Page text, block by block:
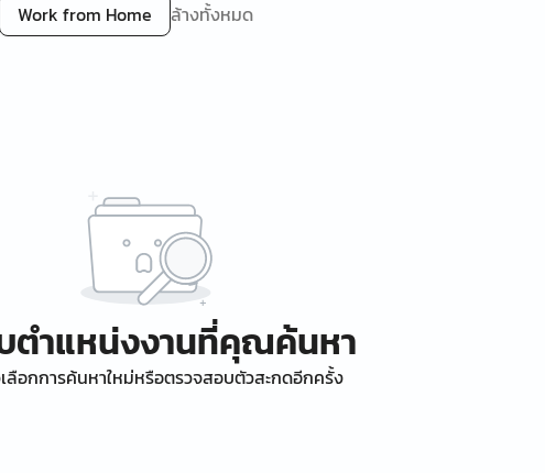
Work from Home ล้างทั้งหมด
ตำแหน่งงานที่คุณค้นหา
ลือกการค้นหาใหม่หรือตรวจสอบตัวสะกดอีกครั้ง